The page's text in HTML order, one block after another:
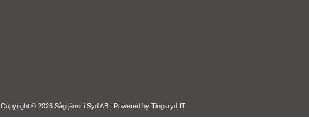
Copyright © 2026 Sågtjänst i Syd AB | Powered by Tingsryd IT